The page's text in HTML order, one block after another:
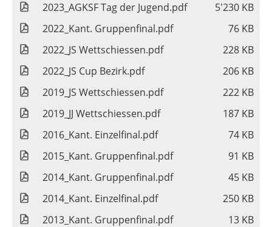
2023_AGKSF Tag der Jugend.pdf
5'230 KB
2022_Kant. Gruppenfinal.pdf
76 KB
2022_JS Wettschiessen.pdf
228 KB
2022_JS Cup Bezirk.pdf
206 KB
2019_JS Wettschiessen.pdf
222 KB
2019_JJ Wettschiessen.pdf
187 KB
2016_Kant. Einzelfinal.pdf
74 KB
2015_Kant. Gruppenfinal.pdf
91 KB
2014_Kant. Gruppenfinal.pdf
45 KB
2014_Kant. Einzelfinal.pdf
250 KB
2013_Kant. Gruppenfinal.pdf
13 KB